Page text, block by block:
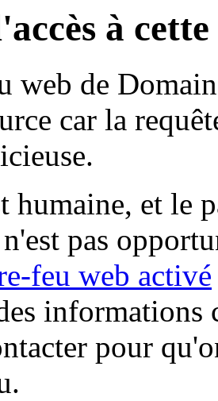
à
web de
car la
humaine, et le
pas
feu web activé
informations
pour